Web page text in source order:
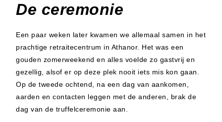
De ceremonie
Een paar weken later kwamen we allemaal samen in het
prachtige retraitecentrum in Athanor. Het was een
gouden zomerweekend en alles voelde zo gastvrij en
gezellig, alsof er op deze plek nooit iets mis kon gaan.
Op de tweede ochtend, na een dag van aankomen,
aarden en contacten leggen met de anderen, brak de
dag van de truffelceremonie aan.